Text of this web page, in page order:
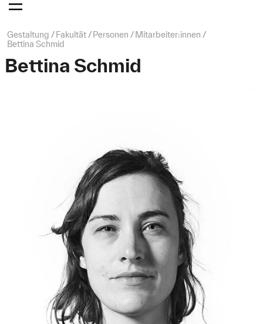
bestätigen
des
Menüs
Seitenpfad:
Gestaltung Fakultät Personen
Mitarbeiter:innen
Bettina Schmid
Bettina Schmid